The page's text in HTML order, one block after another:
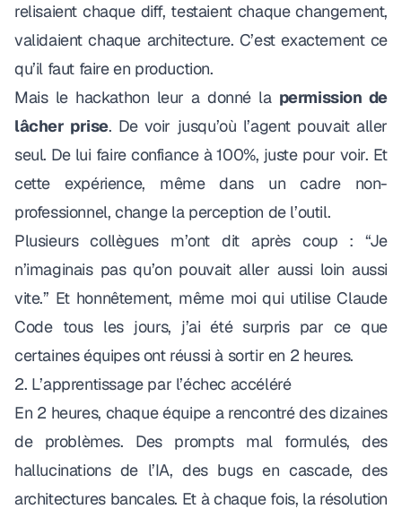
relisaient chaque diff, testaient chaque changement,
validaient chaque architecture. C’est exactement ce
qu’il faut faire en production.
Mais le hackathon leur a donné la permission de
lâcher prise. De voir jusqu’où l’agent pouvait aller
seul. De lui faire confiance à 100%, juste pour voir. Et
cette expérience, même dans un cadre non-
professionnel, change la perception de l’outil.
Plusieurs collègues m’ont dit après coup :“Je
n’imaginais pas qu’on pouvait aller aussi loin aussi
vite.” Et honnêtement, même moi qui utilise Claude
Code tous les jours, j’ai été surpris par ce que
certaines équipes ont réussi à sortir en 2 heures.
2. L’apprentissage par l’échec accéléré
En 2 heures, chaque équipe a rencontré des dizaines
de problèmes. Des prompts mal formulés, des
hallucinations de l’IA, des bugs en cascade, des
architectures bancales. Et à chaque fois, la résolution